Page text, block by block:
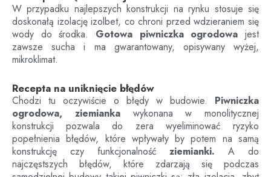
W przypadku najlepszych konstrukcji na rynku stosuje się
doskonałą izolację izolbet, co chroni przed wdzieraniem się
wody do środka. Gotowa piwniczka ogrodowa jest
zawsze sucha i ma gwarantowany, opisywany wyżej,
mikroklimat.
Recepta na uniknięcie błędów
Chodzi tu oczywiście o błędy w budowie. Piwniczka
ogrodowa, ziemiankawykonana w monolitycznej
konstrukcji pozwala do zera wyeliminować ryzyko
popełnienia błędów, które wpływały by potem na samą
konstrukcję czy funkcjonalnośćziemianki. A do
najczęstszych błędów, które zdarzają się podczas